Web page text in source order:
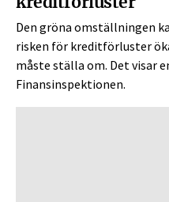
Den gröna omställningen
risken för kreditförluster
måste ställa om. Det visar
Finansinspektionen.